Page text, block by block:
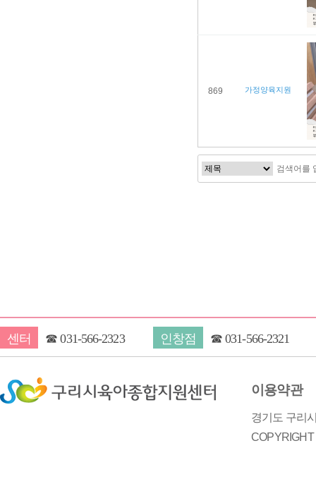
869 가정양육지원
센터 ☎031-566-2323 인창점 ☎031-566-2321
이용약관
경기도 구리